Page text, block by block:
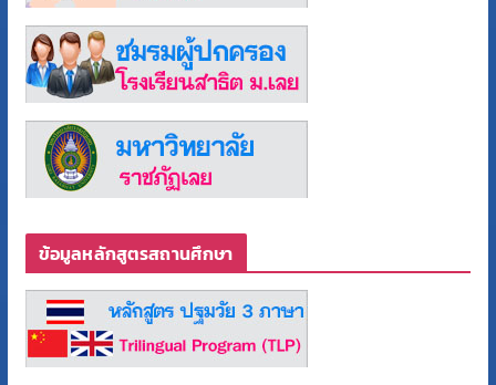
ข้อมูลหลักสูตรสถานศึกษา